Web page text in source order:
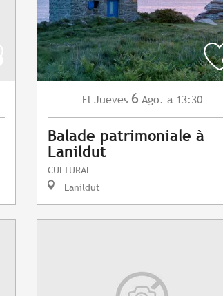
El Jueves 6 Ago. a 13:30
Balade patrimoniale à
Lanildut
CULTURAL
Lanildut